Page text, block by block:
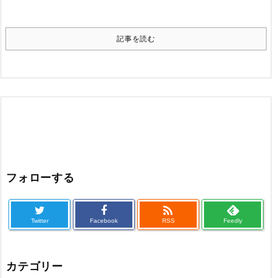
記事を読む
フォローする
Twitter Facebook

RSS Feedly
カテゴリー